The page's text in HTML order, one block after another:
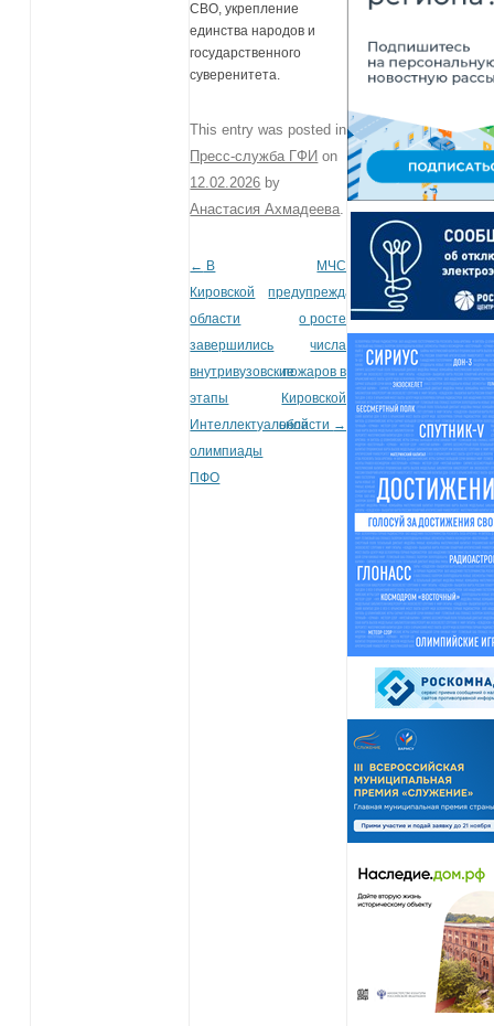
СВО, укрепление
единства народов и
государственного
суверенитета.
This entry was posted in
Пресс-служба ГФИ on
12.02.2026 by
Анастасия Ахмадеева
Post navigation
← В
Кировской
области
завершились
внутривузовские
этапы
Интеллектуальной
олимпиады
ПФО
МЧС
предупреждает
о росте
числа
пожаров в
Кировской
области →